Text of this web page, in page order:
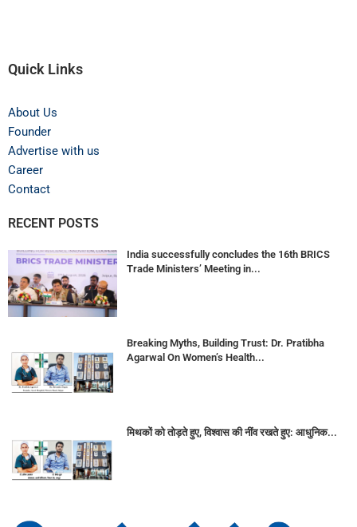
Quick Links
About Us
Founder
Advertise with us
Career
Contact
RECENT POSTS
India successfully concludes the 16th BRICS
Trade Ministers’ Meeting in...
Breaking Myths, Building Trust: Dr. Pratibha
Agarwal On Women’s Health...
मिथकों को तोड़ते हुए, विश्वास की नींव रखते हुए: आधुनिक...